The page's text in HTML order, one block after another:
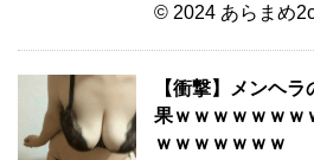
© 2024 あらまめ
【衝撃】メンヘ
果ｗｗｗｗｗｗｗ
ｗｗｗｗｗｗｗ